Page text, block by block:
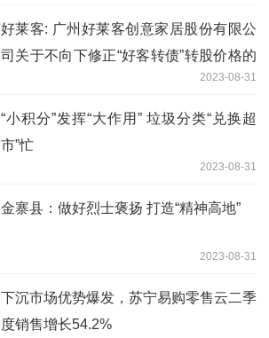
好莱客: 广州好莱客创意家居股份有限公
司关于不向下修正“好客转债”转股价格的
2023-08-31
“小积分”发挥“大作用” 垃圾分类“兑换超
市”忙
2023-08-31
金寨县：做好烈士褒扬 打造“精神高地”
2023-08-31
下沉市场优势爆发，苏宁易购零售云二季
度销售增长54.2%